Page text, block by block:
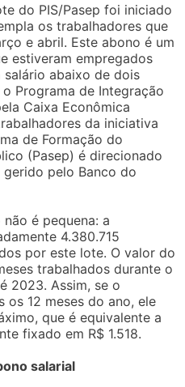
do PIS/Pasep foi iniciado
os trabalhadores que
e abril. Este abono é um
estiveram empregados
abaixo de dois
Programa de Integração
Caixa Econômica
da iniciativa
de Formação do
(Pasep) é direcionado
pelo Banco do
é pequena: a
4.380.715
por este lote. O valor do
trabalhados durante o
2023. Assim, se o
12 meses do ano, ele
que é equivalente a
fixado em R$ 1.518.
salarial